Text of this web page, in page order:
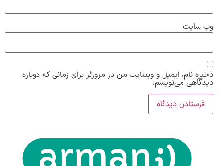
وب‌ سایت
ذخیره نام، ایمیل و وبسایت من در مرورگر برای زمانی که دوباره
دیدگاهی می‌نویسم.